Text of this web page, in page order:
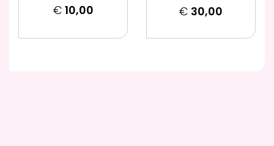
€ 10,00 € 30,00